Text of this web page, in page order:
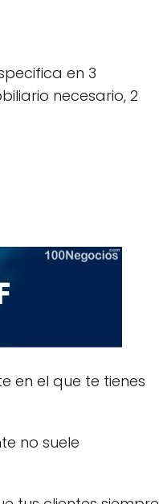
en 3
necesario, 2
en el que te tienes
no suele